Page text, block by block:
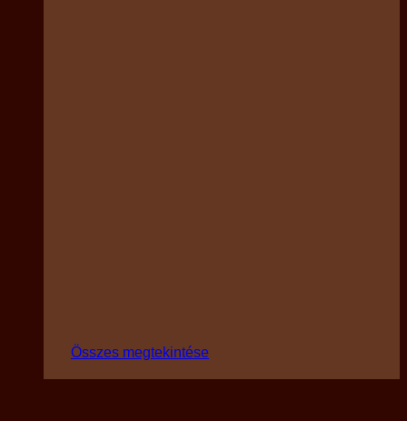
Összes megtekintése